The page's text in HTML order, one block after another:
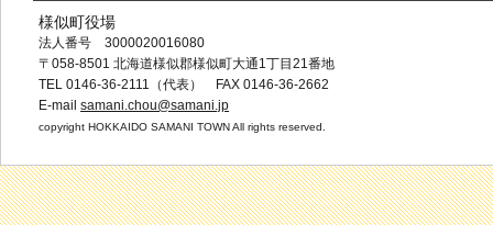
様似町役場
法人番号 3000020016080
〒058-8501 北海道様似郡様似町大通1丁目21番地
TEL 0146-36-2111（代表） FAX 0146-36-2662
E-mail samani.chou@samani.jp
copyright HOKKAIDO SAMANI TOWN All rights reserved.